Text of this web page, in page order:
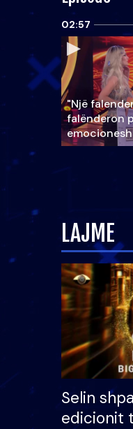
02:57
"Një
falënderon
LAJME
Selin
edicionit